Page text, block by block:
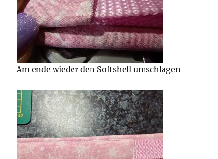
Am ende wieder den Softshell umschlagen